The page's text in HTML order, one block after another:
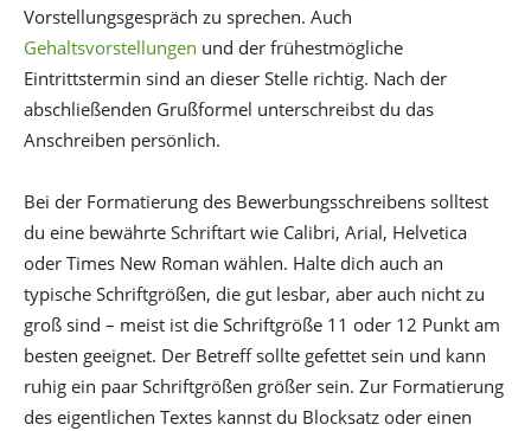
Vorstellungsgespräch zu sprechen. Auch
Gehaltsvorstellungen und der frühestmögliche
Eintrittstermin sind an dieser Stelle richtig. Nach der
abschließenden Grußformel unterschreibst du das
Anschreiben persönlich.
Bei der Formatierung des Bewerbungsschreibens solltest
du eine bewährte Schriftart wie Calibri, Arial, Helvetica
oder Times New Roman wählen. Halte dich auch an
typische Schriftgrößen, die gut lesbar, aber auch nicht zu
groß sind – meist ist die Schriftgröße 11 oder 12 Punkt am
besten geeignet. Der Betreff sollte gefettet sein und kann
ruhig ein paar Schriftgrößen größer sein. Zur Formatierung
des eigentlichen Textes kannst du Blocksatz oder einen